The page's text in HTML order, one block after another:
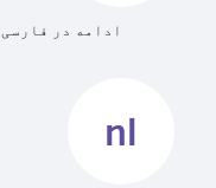
ادامه در فارسی
nl